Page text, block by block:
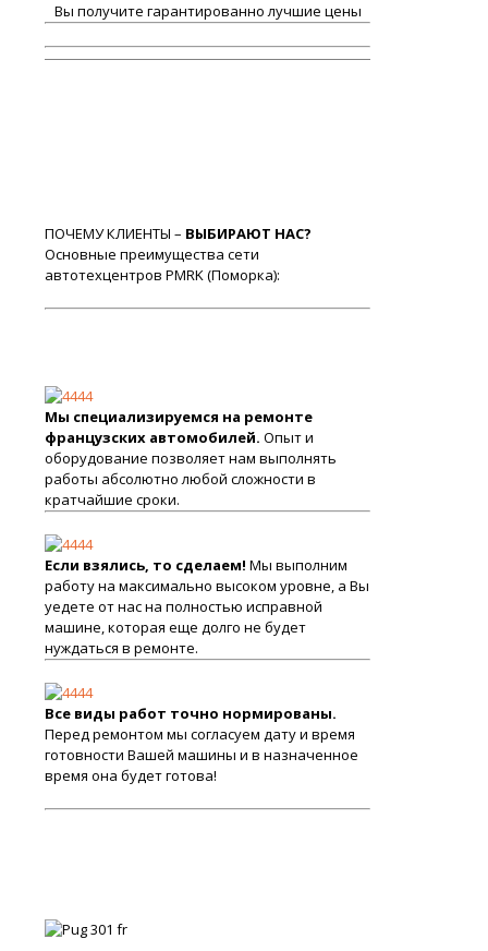
Вы получите гарантированно лучшие цены
ПОЧЕМУ КЛИЕНТЫ – ВЫБИРАЮТ НАС?
Основные преимущества сети
автотехцентров PMRK (Поморка):
Мы специализируемся на ремонте
французских автомобилей. Опыт и
оборудование позволяет нам выполнять
работы абсолютно любой сложности в
кратчайшие сроки.
Если взялись, то сделаем! Мы выполним
работу на максимально высоком уровне, а Вы
уедете от нас на полностью исправной
машине, которая еще долго не будет
нуждаться в ремонте.
Все виды работ точно нормированы.
Перед ремонтом мы согласуем дату и время
готовности Вашей машины и в назначенное
время она будет готова!